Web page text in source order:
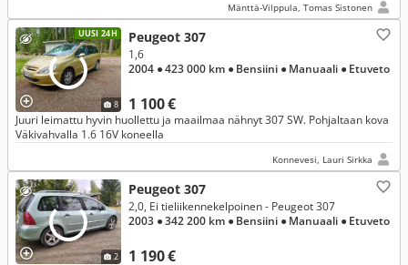
Mänttä-Vilppula, Tomas Sistonen
UUSI 24H
8
Peugeot 307
1 100 €
1,6
2004 ● 423 000 km ● Bensiini ● Manuaali ● Etuveto
Juuri leimattu hyvin huollettu ja maailmaa nähnyt 307 SW. Pohjaltaan kova
Väkivahvalla 1.6 16V koneella
Konnevesi, Lauri Sirkka
2
Peugeot 307
1 190 €
2,0, Ei tieliikennekelpoinen - Peugeot 307
2003 ● 342 200 km ● Bensiini ● Manuaali ● Etuveto